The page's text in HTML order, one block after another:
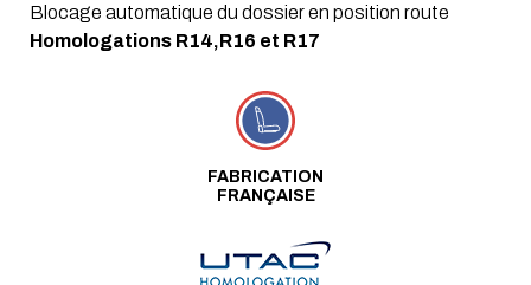
Blocage automatique du dossier en position route
Homologations R14,R16 et R17
FABRICATION
FRANÇAISE